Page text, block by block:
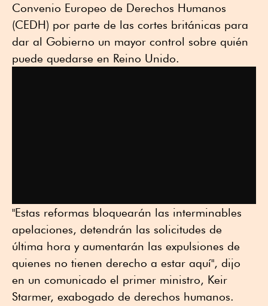
Convenio Europeo de Derechos Humanos
(CEDH) por parte de las cortes británicas para
dar al Gobierno un mayor control sobre quién
puede quedarse en Reino Unido.
"Estas reformas bloquearán las interminables
apelaciones, detendrán las solicitudes de
última hora y aumentarán las expulsiones de
quienes no tienen derecho a estar aquí", dijo
en un comunicado el primer ministro, Keir
Starmer, exabogado de derechos humanos.